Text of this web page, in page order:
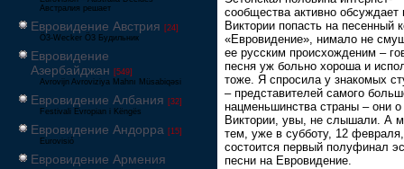
Австралия решает
Евровидение Австрия [24]
Ö3-Wecker Ö3 Будильник
Евровидение
Азербайджан [549]
Avrovijn Avroviziya Mahnı Müsabiqəsi
Евровидение Албания [32]
Festivali Evropian i Këngës
Евровидение Андорра [15]
Eurovisió
Евровидение Армения
сообщества активно
Виктории попасть на песенный
«Евровидение», нимало не
ее русским происхожденим –
песня уж больно хороша и
тоже. Я спросила у знакомых
– представителей самого
нацменьшинства страны – они о
Виктории, увы, не слышали. А
тем, уже в субботу, 12 февраля,
состоится первый полуфинал
песни на Евровидение.